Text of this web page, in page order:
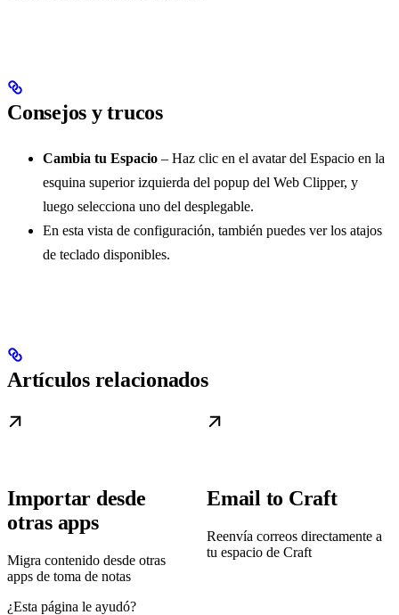
Consejos y trucos
Cambia tu Espacio – Haz clic en el avatar del Espacio en la
esquina superior izquierda del popup del Web Clipper, y
luego selecciona uno del desplegable.
En esta vista de configuración, también puedes ver los atajos
de teclado disponibles.
Artículos relacionados
Importar desde
otras apps
Migra contenido desde otras
apps de toma de notas
Email to Craft
Reenvía correos directamente a
tu espacio de Craft
¿Esta página le ayudó?